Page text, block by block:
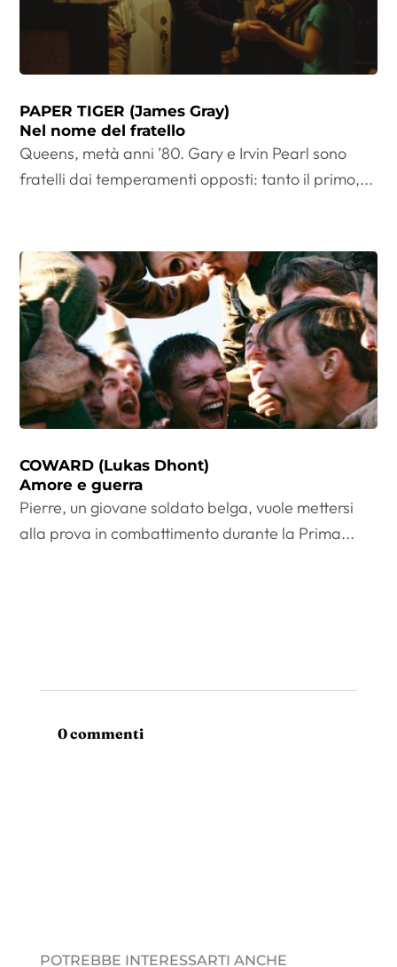
PAPER TIGER (James Gray)
Nel nome del fratello
Queens, metà anni ’80. Gary e Irvin Pearl sono
fratelli dai temperamenti opposti: tanto il primo,...
COWARD (Lukas Dhont)
Amore e guerra
Pierre, un giovane soldato belga, vuole mettersi
alla prova in combattimento durante la Prima...
0 commenti
POTREBBE INTERESSARTI ANCHE